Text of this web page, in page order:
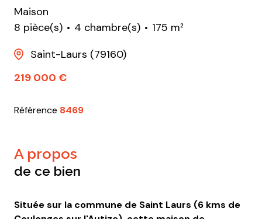
Maison
8 pièce(s)
4 chambre(s)
175 m²
Saint-Laurs (79160)
219 000 €
Référence 8469
a propos
de ce bien
Située sur la commune de Saint Laurs (6 kms de